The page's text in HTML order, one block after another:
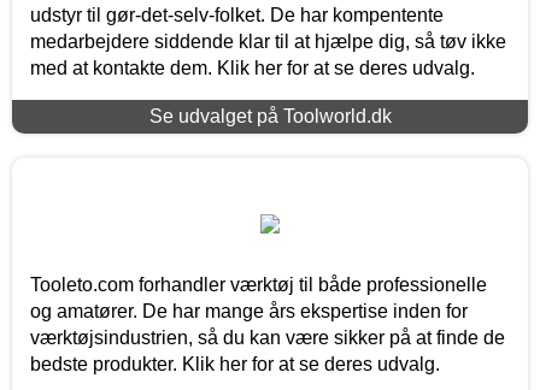
udstyr til gør-det-selv-folket. De har kompentente
medarbejdere siddende klar til at hjælpe dig, så tøv ikke
med at kontakte dem. Klik her for at se deres udvalg.
Se udvalget på Toolworld.dk
Tooleto.com forhandler værktøj til både professionelle
og amatører. De har mange års ekspertise inden for
værktøjsindustrien, så du kan være sikker på at finde de
bedste produkter. Klik her for at se deres udvalg.